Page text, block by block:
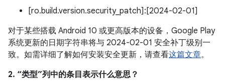
[ro.build.version.security_patch]:[2024-02-01]
对于某些搭载 Android 10 或更高版本的设备，Google Play
系统更新的日期字符串将与 2024-02-01 安全补丁级别一
致。如需详细了解如何安装安全更新，请查看这篇文章。
2. “类型”列中的条目表示什么意思？